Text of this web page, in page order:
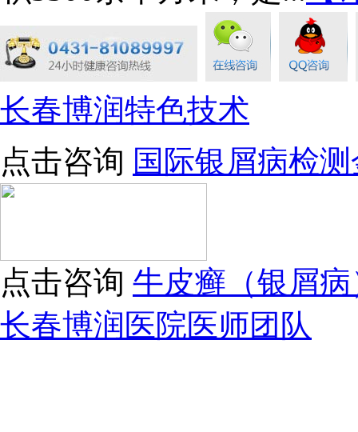
长春博润特色技术
点击咨询 国际银屑病检
点击咨询 牛皮癣（银屑
长春博润医院医师团队